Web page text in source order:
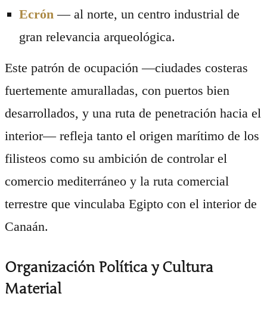
Ecrón — al norte, un centro industrial de
gran relevancia arqueológica.
Este patrón de ocupación —ciudades costeras
fuertemente amuralladas, con puertos bien
desarrollados, y una ruta de penetración hacia el
interior— refleja tanto el origen marítimo de los
filisteos como su ambición de controlar el
comercio mediterráneo y la ruta comercial
terrestre que vinculaba Egipto con el interior de
Canaán.
Organización Política y Cultura
Material